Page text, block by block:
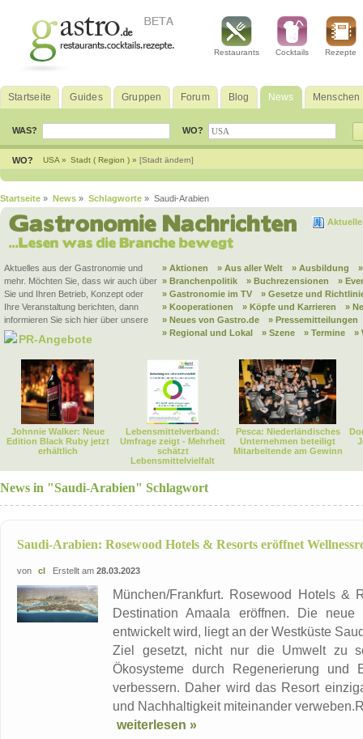
Restaurants Cocktails Rezepte
Startseite Guides Gruppen Forum Blog News Menschen
WAS? WO?
WO? USA » Stadt ( Region ) » [Stadt ändern]
Startseite » News » Schlagworte » Saudi-Arabien
Aktuelles aus der Gastronomie und
mehr. Möchten Sie, dass wir auch über
Sie und Ihren Betrieb, Konzept oder
Ihre Veranstaltung berichten, dann
informieren Sie sich hier über unsere
PR-Angebote
» Aktionen » Aus aller Welt » Ausbildung
» Branchenpolitik
» Buchrezensionen
»
» Gastronomie im TV
» Gesetze und
» Kooperationen
» Köpfe und Karrieren
»
» Neues von Gastro.de
» Pressemitteilungen
» Regional und Lokal
» Szene » Termine »
Johnnie Walker: Neue
Edition Black Ruby jetzt
erhältlich
Lebensmittelverband:
Umfrage zeigt - Mehrheit
schätzt
Lebensmittelvielfalt
Pesca: Niederländisches
Unternehmen beteiligt
Mitarbeitende am Gewinn
News in "Saudi-Arabien" Schlagwort
Saudi-Arabien: Rosewood Hotels & Resorts eröffnet
von cl Erstellt am 28.03.2023
München/Frankfurt. Rosewood Hotels
Destination Amaala eröffnen. Die
entwickelt wird, liegt an der Westküste
Ziel gesetzt, nicht nur die Umwelt zu
Ökosysteme durch Regenerierung und
verbessern. Daher wird das Resort
und Nachhaltigkeit miteinander
weiterlesen »